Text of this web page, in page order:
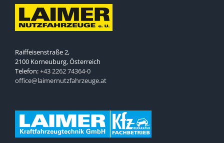
Raiffeisenstraße 2,
2100 Korneuburg, Österreich
Telefon:+43 2262 74364-0
office@laimernutzfahrzeuge.at